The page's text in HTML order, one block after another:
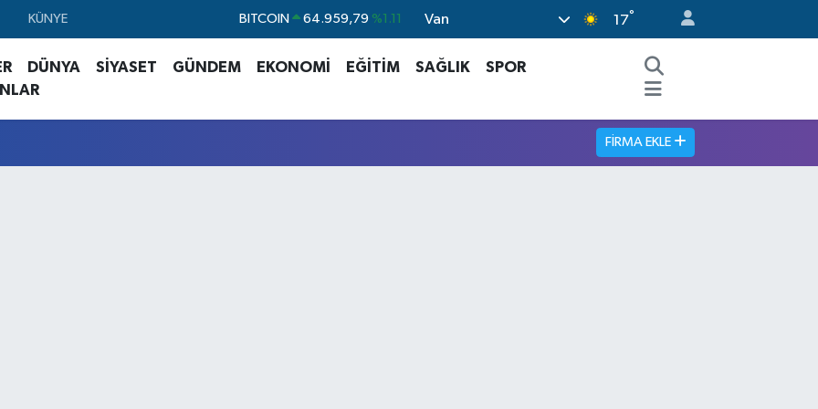
KÜNYE DOLAR 47,7436 %0.18
GRAM ALTIN 6660.55 %0.03
Van 17°
DÜNYA SİYASET GÜNDEM EKONOMİ EĞİTİM SAĞLIK
SPOR
FIRMA EKLE